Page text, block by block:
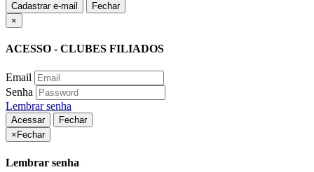
Cadastrar e-mail
Fechar
×
ACESSO - CLUBES FILIADOS
Email
Senha
Lembrar senha
Acessar
Fechar
×Fechar
Lembrar senha